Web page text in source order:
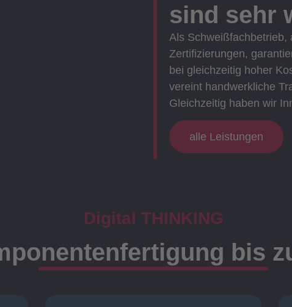
sind sehr
Als Schweißfachbetrieb,
Zertifizierungen,
bei gleichzeitig hoher
vereint handwerkliche
Gleichzeitig haben wir
alle Leistungen
Digital THINKING
bis